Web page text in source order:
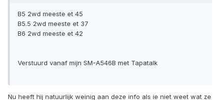
B5 2wd meeste et 45
B5.5 2wd meeste et 37
B6 2wd meeste et 42
Verstuurd vanaf mijn SM-A546B met Tapatalk
Nu heeft hij natuurlijk weinig aan deze info als ie niet weet wat ze